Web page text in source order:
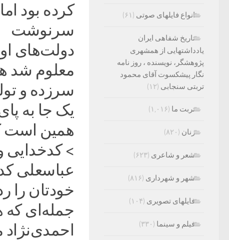
کرده بود
سرنوشت
دولت‌های
معلوم شد
سرزده و
یک جا به
همین است
> کدخدایی و
عباسعلی
خودتان را
جمله‌ای
انواع فایلهای صوتی (۶۱)
تاریخ شفاهی ایران
یادداشتهایی از همشهری
پژوهشگر، نویسنده ، روز نامه
نگار پیشکسوت آقای محمود
تربتی سنجابی (۱۲)
تربت ما (۱,۰۱۶)
زنان (۸۲۰)
شعر و شاعری (۶۲۳)
شهر و شهرداری (۸۱۶)
فایلهای تصویری (۱۰۴)
فیلم و سینما (۳۳۰)